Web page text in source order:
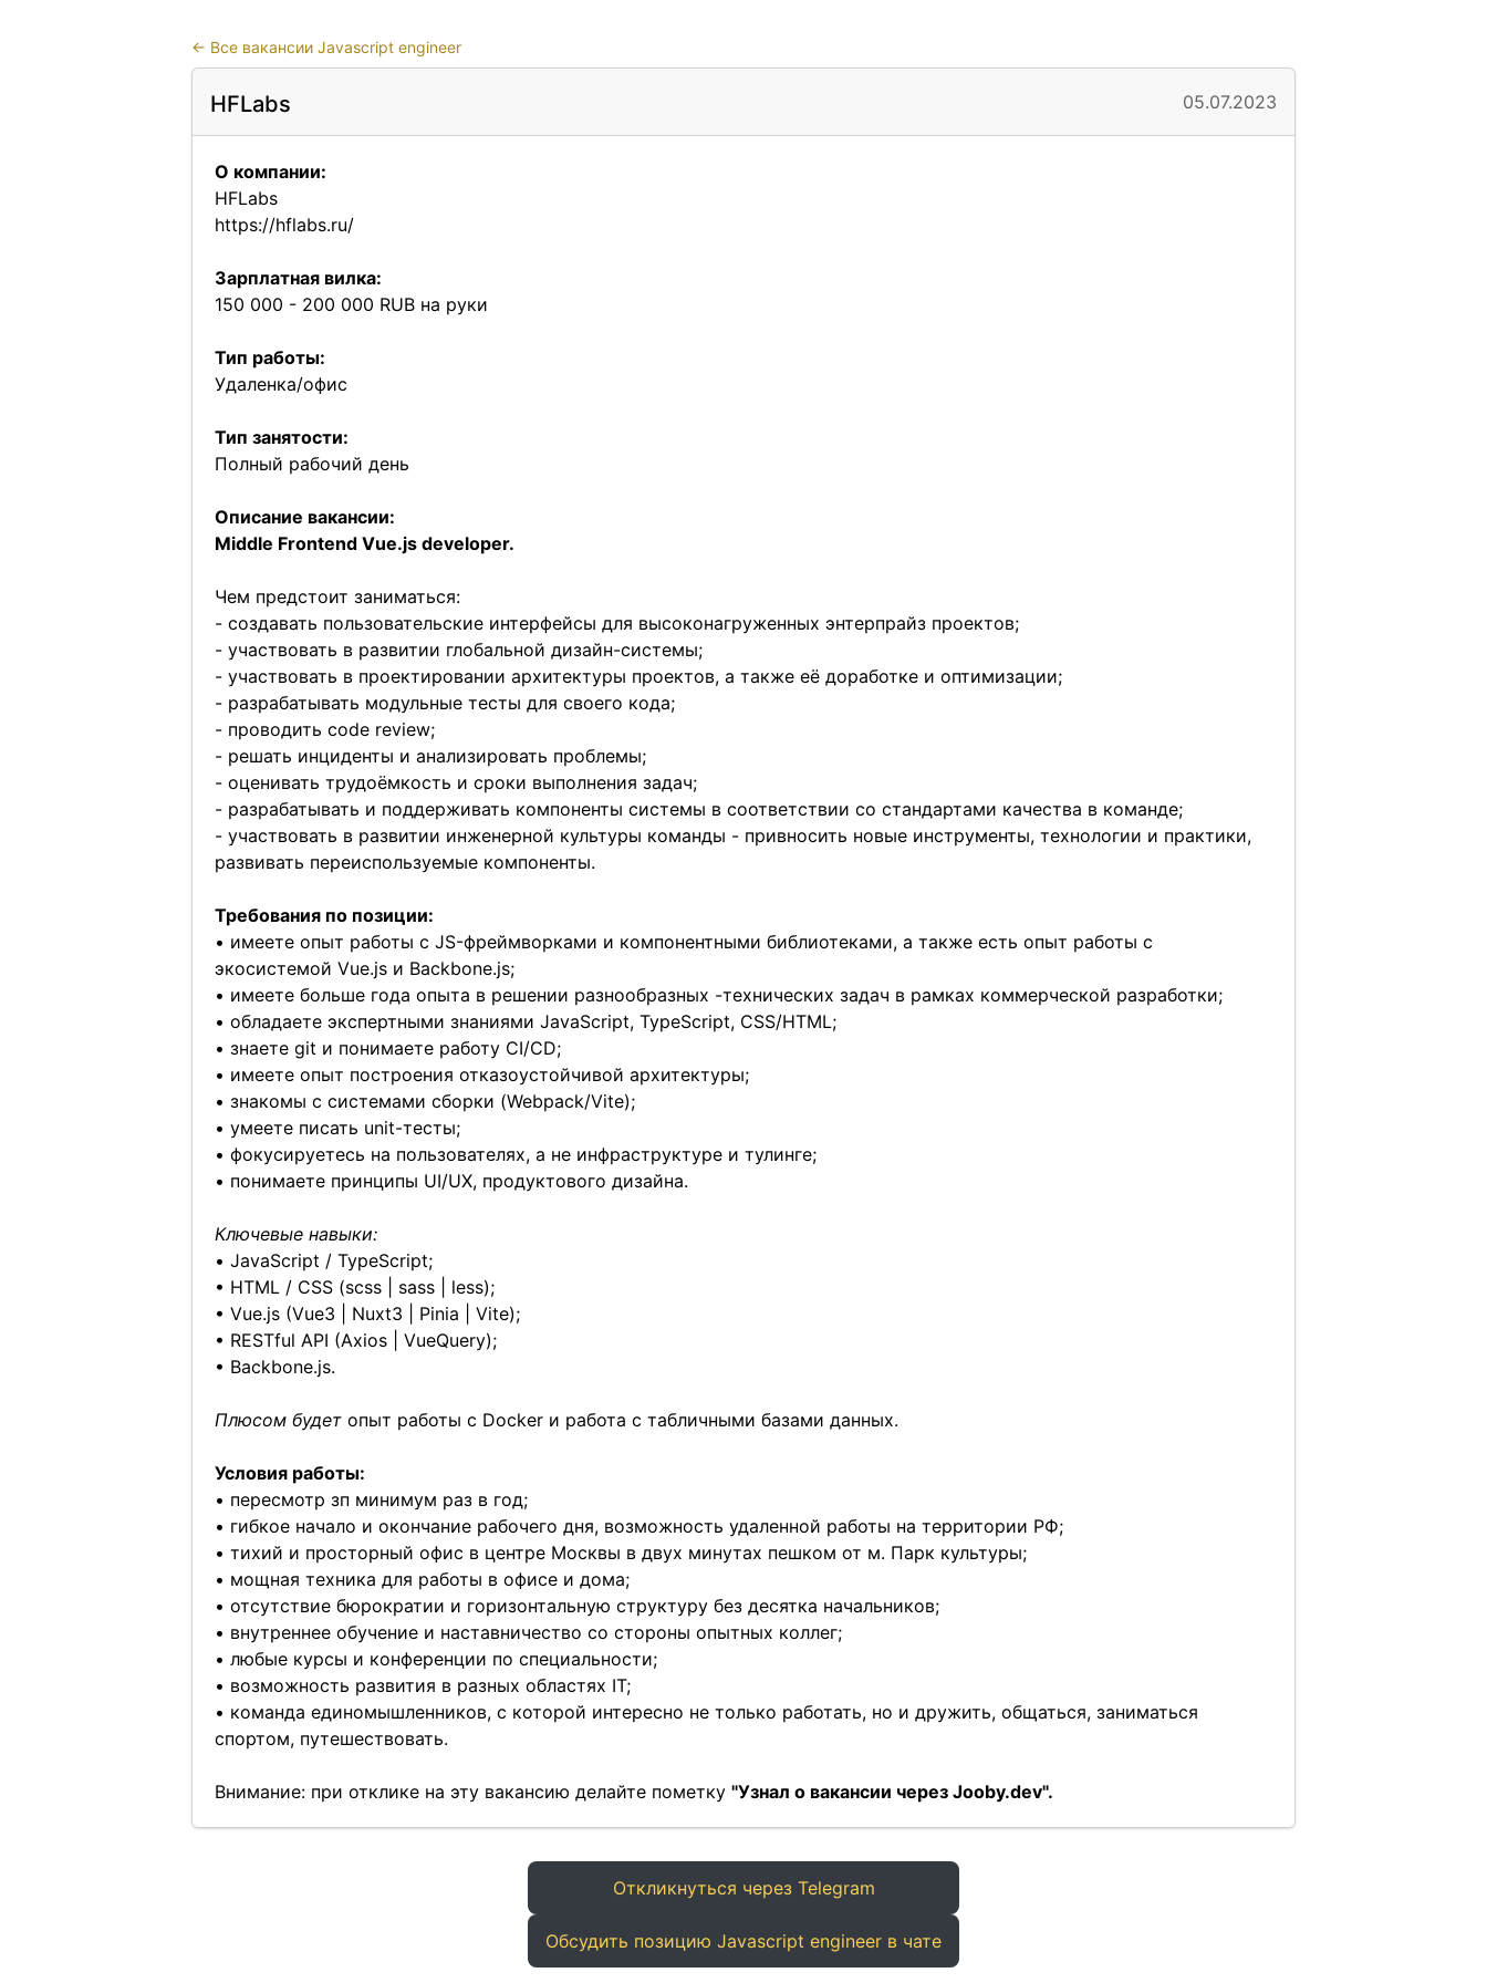
← Все вакансии Javascript engineer
HFLabs 05.07.2023
О компании:
HFLabs
https://hflabs.ru/
Зарплатная вилка:
150 000 - 200 000 RUB на руки
Тип работы:
Удаленка/офис
Тип занятости:
Полный рабочий день
Описание вакансии:
Middle Frontend Vue.js developer.
Чем предстоит заниматься:
- создавать пользовательские интерфейсы для высоконагруженных энтерпрайз проектов;
- участвовать в развитии глобальной дизайн-системы;
- участвовать в проектировании архитектуры проектов, а также её доработке и оптимизации;
- разрабатывать модульные тесты для своего кода;
- проводить code review;
- решать инциденты и анализировать проблемы;
- оценивать трудоёмкость и сроки выполнения задач;
- разрабатывать и поддерживать компоненты системы в соответствии со стандартами качества в команде;
- участвовать в развитии инженерной культуры команды - привносить новые инструменты, технологии и практики,
развивать переиспользуемые компоненты.
Требования по позиции:
• имеете опыт работы с JS-фреймворками и компонентными библиотеками, а также есть опыт работы с
экосистемой Vue.js и Backbone.js;
• имеете больше года опыта в решении разнообразных -технических задач в рамках коммерческой разработки;
• обладаете экспертными знаниями JavaScript, TypeScript, CSS/HTML;
• знаете git и понимаете работу CI/CD;
• имеете опыт построения отказоустойчивой архитектуры;
• знакомы с системами сборки (Webpack/Vite);
• умеете писать unit-тесты;
• фокусируетесь на пользователях, а не инфраструктуре и тулинге;
• понимаете принципы UI/UX, продуктового дизайна.
Ключевые навыки:
• JavaScript / TypeScript;
• HTML / CSS (scss | sass | less);
• Vue.js (Vue3 | Nuxt3 | Pinia | Vite);
• RESTful API (Axios | VueQuery);
• Backbone.js.
Плюсом будет опыт работы с Docker и работа с табличными базами данных.
Условия работы:
• пересмотр зп минимум раз в год;
• гибкое начало и окончание рабочего дня, возможность удаленной работы на территории РФ;
• тихий и просторный офис в центре Москвы в двух минутах пешком от м. Парк культуры;
• мощная техника для работы в офисе и дома;
• отсутствие бюрократии и горизонтальную структуру без десятка начальников;
• внутреннее обучение и наставничество со стороны опытных коллег;
• любые курсы и конференции по специальности;
• возможность развития в разных областях IT;
• команда единомышленников, с которой интересно не только работать, но и дружить, общаться, заниматься
спортом, путешествовать.
Внимание: при отклике на эту вакансию делайте пометку "Узнал о вакансии через Jooby.dev".
Откликнуться через Telegram
Обсудить позицию Javascript engineer в чате